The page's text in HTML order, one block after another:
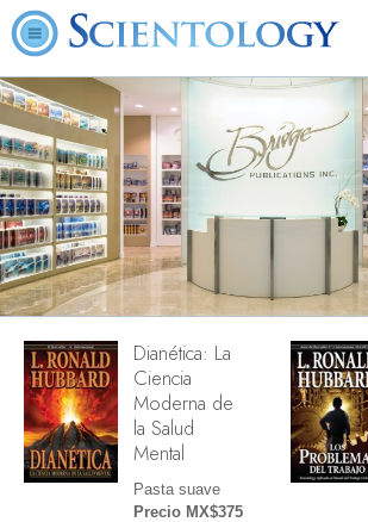
Dianética: La
Ciencia
Moderna de
la Salud
Mental
Pasta suave
Precio MX$375